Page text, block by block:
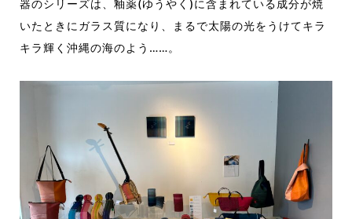
器のシリーズは、釉薬(ゆうやく)に含まれている成分が焼
いたときにガラス質になり、まるで太陽の光をうけてキラ
キラ輝く沖縄の海のよう……。